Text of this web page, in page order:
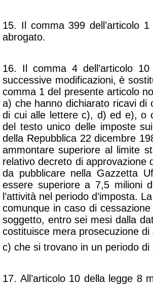
15. Il comma 399 dell’articolo
abrogato.
16. Il comma 4 dell’articolo
successive modificazioni, è
comma 1 del presente articolo
a) che hanno dichiarato ricavi di
di cui alle lettere c), d) ed e), o
del testo unico delle imposte
della Repubblica 22 dicembre
ammontare superiore al limite
relativo decreto di approvazione
da pubblicare nella Gazzetta
essere superiore a 7,5 milioni
l’attività nel periodo d’imposta.
comunque in caso di
soggetto, entro sei mesi dalla
costituisce mera prosecuzione
c) che si trovano in un periodo di
17. All’articolo 10 della legge 8